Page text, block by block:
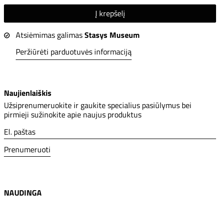
Į krepšelį
Atsiėmimas galimasStasys Museum
Peržiūrėti parduotuvės informaciją
Naujienlaiškis
Užsiprenumeruokite ir gaukite specialius pasiūlymus bei
pirmieji sužinokite apie naujus produktus
El. paštas
Prenumeruoti
NAUDINGA